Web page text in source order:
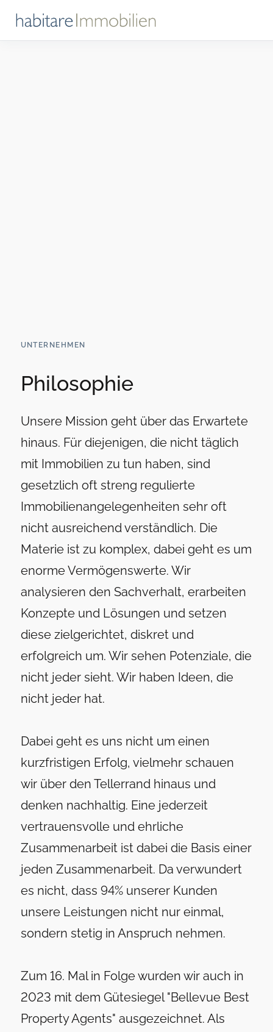
UNTERNEHMEN
Philosophie
Unsere Mission geht über das Erwartete
hinaus. Für diejenigen, die nicht täglich
mit Immobilien zu tun haben, sind
gesetzlich oft streng regulierte
Immobilienangelegenheiten sehr oft
nicht ausreichend verständlich. Die
Materie ist zu komplex, dabei geht es um
enorme Vermögenswerte. Wir
analysieren den Sachverhalt, erarbeiten
Konzepte und Lösungen und setzen
diese zielgerichtet, diskret und
erfolgreich um. Wir sehen Potenziale, die
nicht jeder sieht. Wir haben Ideen, die
nicht jeder hat.
Dabei geht es uns nicht um einen
kurzfristigen Erfolg, vielmehr schauen
wir über den Tellerrand hinaus und
denken nachhaltig. Eine jederzeit
vertrauensvolle und ehrliche
Zusammenarbeit ist dabei die Basis einer
jeden Zusammenarbeit. Da verwundert
es nicht, dass 94% unserer Kunden
unsere Leistungen nicht nur einmal,
sondern stetig in Anspruch nehmen.
Zum 16. Mal in Folge wurden wir auch in
2023 mit dem Gütesiegel "Bellevue Best
Property Agents" ausgezeichnet. Als